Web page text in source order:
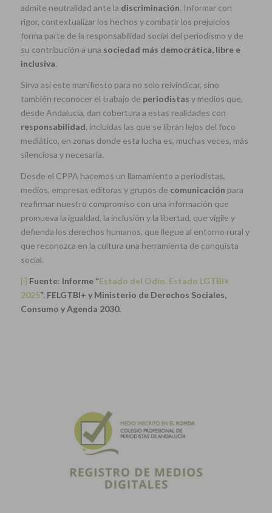
admite neutralidad ante la discriminación. Informar con
rigor, contextualizar los hechos y combatir los prejuicios
forma parte de la responsabilidad social del periodismo y de
su contribución a una sociedad más democrática, libre e
inclusiva.
Sirva así este manifiesto para no solo reivindicar, sino
también reconocer el trabajo de periodistas y medios que,
desde Andalucía, dan cobertura a estas realidades con
responsabilidad, incluidas las que se libran lejos del foco
mediático, en zonas donde esta lucha es, muchas veces, más
silenciosa y necesaria.
Desde el CPPA hacemos un llamamiento a periodistas,
medios, empresas editoras y grupos de comunicación para
reafirmar nuestro compromiso con una información que
promueva la igualdad, la inclusión y la libertad, que vigile y
defienda los derechos humanos, que llegue al entorno rural y
que reconozca en la cultura una herramienta de conquista
social.
[i] Fuente: Informe “Estado del Odio. Estado LGTBI+
2025”. FELGTBI+ y Ministerio de Derechos Sociales,
Consumo y Agenda 2030.